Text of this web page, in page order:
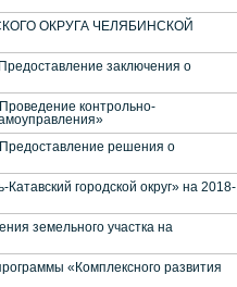
ОКРУГА ЧЕЛЯБИНСКОЙ
заключения о
контрольно-
решения о
городской округ» на 2018-
земельного участка на
«Комплексного развития